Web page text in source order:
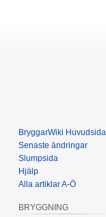
BryggarWiki Huvudsida
Senaste ändringar
Slumpsida
Hjälp
Alla artiklar A-Ö
BRYGGNING